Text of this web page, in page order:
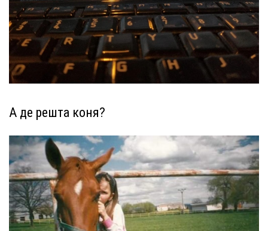
А де решта коня?